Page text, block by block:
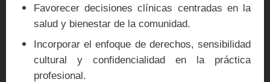
Favorecer decisiones clínicas centradas en la
salud y bienestar de la comunidad.
Incorporar el enfoque de derechos, sensibilidad
cultural y confidencialidad en la práctica
profesional.